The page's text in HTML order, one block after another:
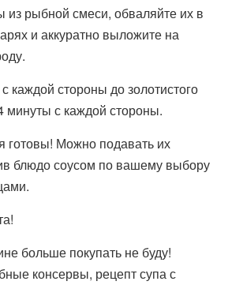
из рыбной смеси, обваляйте их в
и аккуратно выложите на
каждой стороны до золотистого
минуты с каждой стороны.
готовы! Можно подавать их
блюдо соусом по вашему выбору
больше покупать не буду!
консервы, рецепт супа с